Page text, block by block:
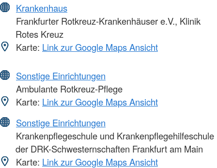
Krankenhaus
Frankfurter Rotkreuz-Krankenhäuser e.V., Klinik
Rotes Kreuz
Karte: Link zur Google Maps Ansicht
Sonstige Einrichtungen
Ambulante Rotkreuz-Pflege
Karte: Link zur Google Maps Ansicht
Sonstige Einrichtungen
Krankenpflegeschule und Krankenpflegehilfeschule
der DRK-Schwesternschaften Frankfurt am Main
Karte: Link zur Google Maps Ansicht